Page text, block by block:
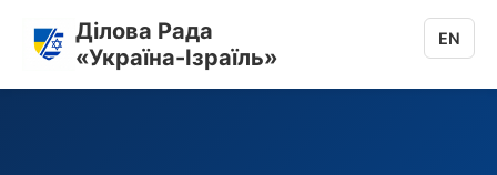
Ділова Рада
«Україна-Ізраїль»
EN